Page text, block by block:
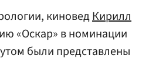
киноведКирилл
«Оскар» в номинации
были представлены